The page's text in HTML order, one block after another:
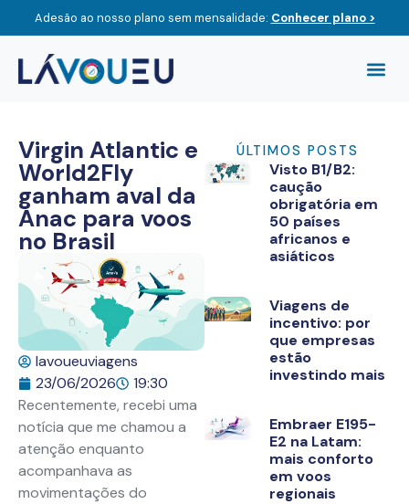
Adesão ao nosso plano sem mensalidade: Conhecer plano >
Virgin Atlantic e
World2Fly
ganham aval da
Anac para voos
no Brasil
lavoueuviagens
23/06/2026
19:30
Recentemente, recebi uma
notícia que me chamou a
atenção enquanto
acompanhava as
movimentações do
ÚLTIMOS POSTS
Visto B1/B2:
caução
obrigatória em
50 países
africanos e
asiáticos
Viagens de
incentivo: por
que empresas
estão
investindo mais
Embraer E195-
E2 na Latam:
mais conforto
em voos
regionais